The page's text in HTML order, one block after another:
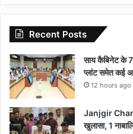
Recent Posts
साय कैबिनेट के
प्लांट समेत कई
12 hours ago
Janjgir
खुलासा, 1